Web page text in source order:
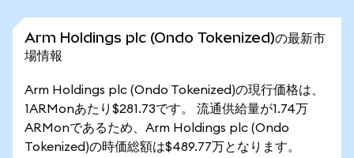
Arm Holdings plc (Ondo Tokenized)の最新市
場情報
Arm Holdings plc (Ondo Tokenized)の現行価格は、
1ARMonあたり$281.73です。 流通供給量が1.74万
ARMonであるため、Arm Holdings plc (Ondo
Tokenized)の時価総額は$489.77万となります。